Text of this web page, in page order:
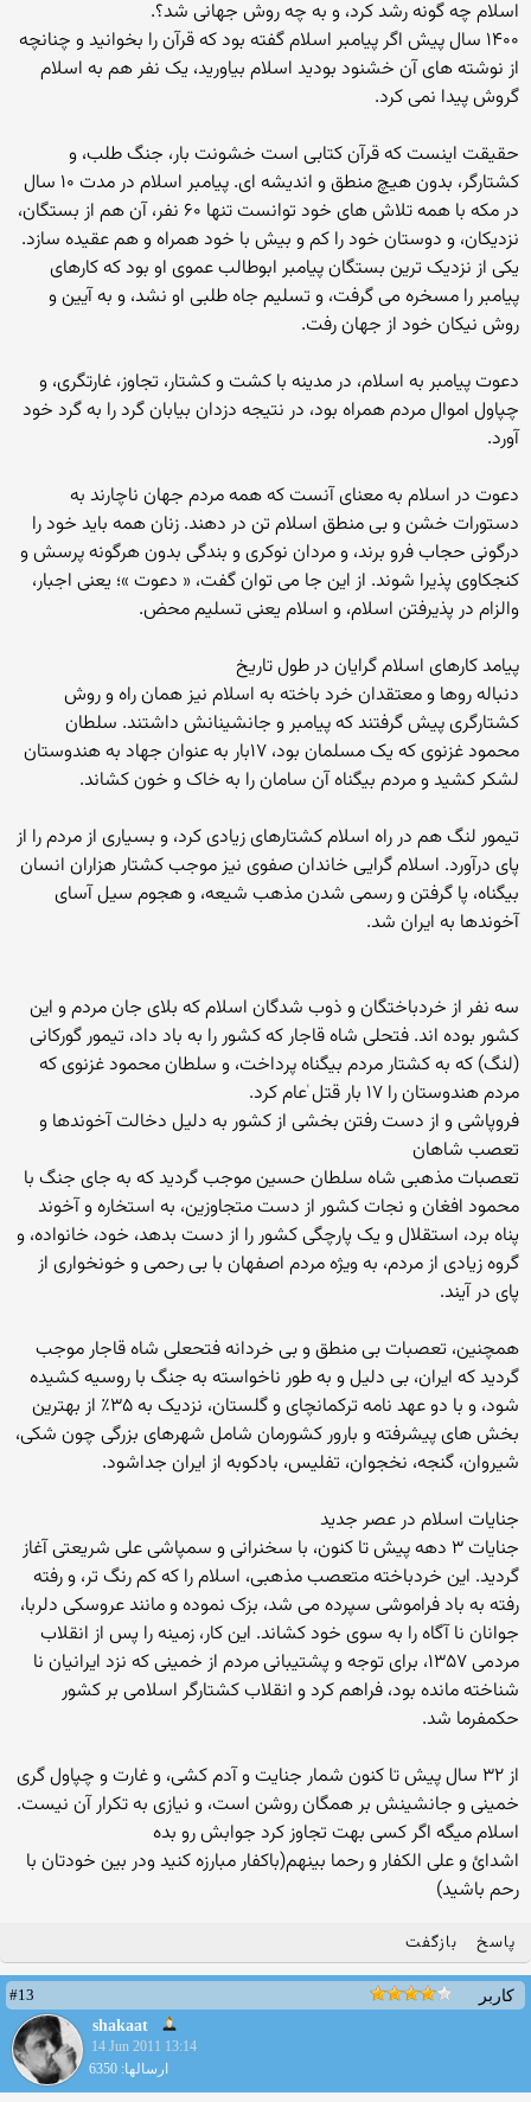
اسلام چه گونه رشد کرد، و به چه روش جهانی شد؟.
۱۴۰۰ سال پیش اگر پیامبر اسلام گفته بود که قرآن را بخوانید و چنانچه
از نوشته های آن خشنود بودید اسلام بیاورید، یک نفر هم به اسلام
گروش پیدا نمی کرد.
حقیقت اینست که قرآن کتابی است خشونت بار، جنگ طلب، و
کشتارگر، بدون هیچ منطق و اندیشه ای. پیامبر اسلام در مدت ۱۰ سال
در مکه با همه تلاش های خود توانست تنها ۶۰ نفر، آن هم از بستگان،
نزدیکان، و دوستان خود را کم و بیش با خود همراه و هم عقیده سازد.
یکی از نزدیک ترین بستگان پیامبر ابوطالب عموی او بود که کارهای
پیامبر را مسخره می گرفت، و تسلیم جاه طلبی او نشد، و به آیین و
روش نیکان خود از جهان رفت.
دعوت پیامبر به اسلام، در مدینه با کشت و کشتار، تجاوز، غارتگری، و
چپاول اموال مردم همراه بود، در نتیجه دزدان بیابان گرد را به گرد خود
آورد.
دعوت در اسلام به معنای آنست که همه مردم جهان ناچارند به
دستورات خشن و بی منطق اسلام تن در دهند. زنان همه باید خود را
درگونی حجاب فرو برند، و مردان نوکری و بندگی بدون هرگونه پرسش و
کنجکاوی پذیرا شوند. از این جا می توان گفت، « دعوت »؛ یعنی اجبار،
والزام در پذیرفتن اسلام، و اسلام یعنی تسلیم محض.
پیامد کارهای اسلام گرایان در طول تاریخ
دنباله روها و معتقدان خرد باخته به اسلام نیز همان راه و روش
کشتارگری پیش گرفتند که پیامبر و جانشینانش داشتند. سلطان
محمود غزنوی که یک مسلمان بود، ۱۷بار به عنوان جهاد به هندوستان
لشکر کشید و مردم بیگناه آن سامان را به خاک و خون کشاند.
تیمور لنگ هم در راه اسلام کشتارهای زیادی کرد، و بسیاری از مردم را از
پای درآورد. اسلام گرایی خاندان صفوی نیز موجب کشتار هزاران انسان
بیگناه، پا گرفتن و رسمی شدن مذهب شیعه، و هجوم سیل آسای
آخوندها به ایران شد.
سه نفر از خردباختگان و ذوب شدگان اسلام که بلای جان مردم و این
کشور بوده اند. فتحلی شاه قاجار که کشور را به باد داد، تیمور گورکانی
(لنگ) که به کشتار مردم بیگناه پرداخت، و سلطان محمود غزنوی که
مردم هندوستان را ۱۷ بار قتل ٰعام کرد.
فروپاشی و از دست رفتن بخشی از کشور به دلیل دخالت آخوندها و
تعصب شاهان
تعصبات مذهبی شاه سلطان حسین موجب گردید که به جای جنگ با
محمود افغان و نجات کشور از دست متجاوزین، به استخاره و آخوند
پناه برد، استقلال و یک پارچگی کشور را از دست بدهد، خود، خانواده، و
گروه زیادی از مردم، به ویژه مردم اصفهان با بی رحمی و خونخواری از
پای در آیند.
همچنین، تعصبات بی منطق و بی خردانه فتحعلی شاه قاجار موجب
گردید که ایران، بی دلیل و به طور ناخواسته به جنگ با روسیه کشیده
شود، و با دو عهد نامه ترکمانچای و گلستان، نزدیک به ۳۵٪ از بهترین
بخش های پیشرفته و بارور کشورمان شامل شهرهای بزرگی چون شکی،
شیروان، گنجه، نخجوان، تفلیس، بادکوبه از ایران جداشود.
جنایات اسلام در عصر جدید
جنایات ۳ دهه پیش تا کنون، با سخنرانی و سمپاشی علی شریعتی آغاز
گردید. این خردباخته متعصب مذهبی، اسلام را که کم رنگ تر، و رفته
رفته به باد فراموشی سپرده می شد، بزک نموده و مانند عروسکی دلربا،
جوانان نا آگاه را به سوی خود کشاند. این کار، زمینه را پس از انقلاب
مردمی ۱۳۵۷، برای توجه و پشتیبانی مردم از خمینی که نزد ایرانیان نا
شناخته مانده بود، فراهم کرد و انقلاب کشتارگر اسلامی بر کشور
حکمفرما شد.
از ۳۲ سال پیش تا کنون شمار جنایت و آدم کشی، و غارت و چپاول گری
خمینی و جانشینش بر همگان روشن است، و نیازی به تکرار آن نیست.
اسلام میگه اگر كسی بهت تجاوز كرد جوابش رو بده
اشدائ و علی الكفار و رحما بینهم(باكفار مبارزه كنید ودر بین خودتان با
رحم باشید)
پاسخ بازگفت
کاربر
#13
shakaat
14 Jun 2011 13:14
ارسالها: 6350